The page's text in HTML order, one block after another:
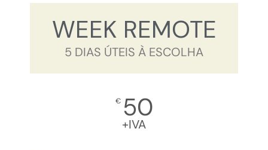
WEEK REMOTE
5 DIAS ÚTEIS À ESCOLHA
€ 50
+IVA